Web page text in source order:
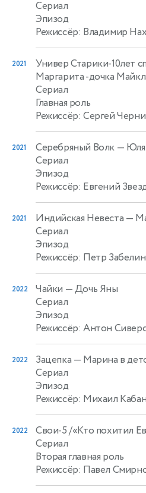
Сериал
Эпизод
Режиссёр: Владимир
2021 Универ Старики-10лет
Маргарита -дочка
Сериал
Главная роль
Режиссёр: Сергей
2021 Серебряный Волк — Юля
Сериал
Эпизод
Режиссёр: Евгений
2021 Индийская Невеста —
Сериал
Эпизод
Режиссёр: Петр Забелин
2022 Чайки — Дочь Яны
Сериал
Эпизод
Режиссёр: Антон
2022 Зацепка — Марина в
Сериал
Эпизод
Режиссёр: Михаил
2022 Свои-5 /«Кто похитил
Сериал
Вторая главная роль
Режиссёр: Павел